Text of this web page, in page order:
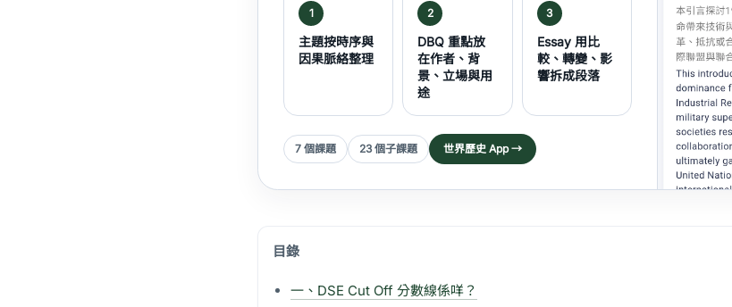
1
主題按時序與
因果脈絡整理
2
DBQ 重點放
在作者、背
景、立場與用
途
3
Essay 用比
較、轉變、影
響拆成段落
7 個課題 23 個子課題 世界歷史 App →
目錄
一、DSE Cut Off 分數線係咩？